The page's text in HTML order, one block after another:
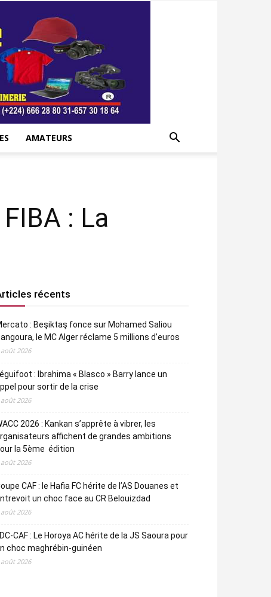
AMATEURS
: La
récents
: Beşiktaş fonce sur Mohamed Saliou
le MC Alger réclame 5 millions d’euros
août 2026
: Ibrahima « Blasco » Barry lance un
pour sortir de la crise
août 2026
2026 : Kankan s’apprête à vibrer, les
affichent de grandes ambitions
la 5ème édition
août 2026
CAF : le Hafia FC hérite de l’AS Douanes et
un choc face au CR Belouizdad
août 2026
CAF : Le Horoya AC hérite de la JS Saoura pour
choc maghrébin-guinéen
août 2026